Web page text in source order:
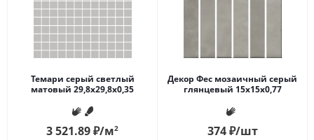
Темари серый светлый
матовый 29,8x29,8x0,35
3 521.89₽/м2
Декор Фес мозаичный серый
глянцевый 15x15x0,77
374₽/шт